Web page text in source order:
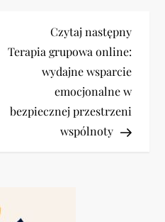
Next
Post
Czytaj następny
Terapia grupowa online:
wydajne wsparcie
emocjonalne w
bezpiecznej przestrzeni
wspólnoty